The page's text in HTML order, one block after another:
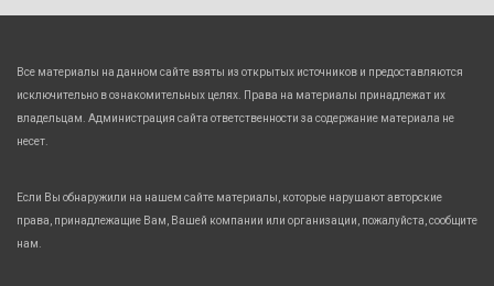
Все материалы на данном сайте взяты из открытых источников и предоставляются
исключительно в ознакомительных целях. Права на материалы принадлежат их
владельцам. Администрация сайта ответственности за содержание материала не
несет.
Если Вы обнаружили на нашем сайте материалы, которые нарушают авторские
права, принадлежащие Вам, Вашей компании или организации, пожалуйста, сообщите
нам.